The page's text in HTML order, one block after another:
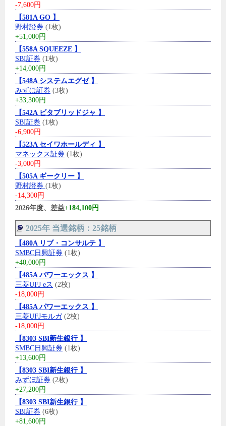
-7,600円
【581A GO 】
野村證券 (1枚)
+51,000円
【558A SQUEEZE 】
SBI証券 (1枚)
+14,000円
【548A システムエグゼ 】
みずほ証券 (3枚)
+33,300円
【542A ビタブリッドジャ 】
SBI証券 (1枚)
-6,900円
【523A セイワホールディ 】
マネックス証券 (1枚)
-3,000円
【505A ギークリー 】
野村證券 (1枚)
-14,300円
2026年度、差益+184,100円
2025年 当選銘柄：25銘柄
【480A リブ・コンサルテ 】
SMBC日興証券 (1枚)
+40,000円
【485A パワーエックス 】
三菱UFJ eス (2枚)
-18,000円
【485A パワーエックス 】
三菱UFJモルガ(2枚)
-18,000円
【8303 SBI新生銀行 】
SMBC日興証券 (1枚)
+13,600円
【8303 SBI新生銀行 】
みずほ証券 (2枚)
+27,200円
【8303 SBI新生銀行 】
SBI証券 (6枚)
+81,600円